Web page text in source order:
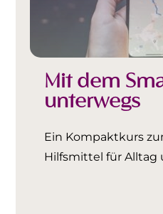
Mit dem
unterwegs
Ein Kompaktkurs
Hilfsmittel für Alltag